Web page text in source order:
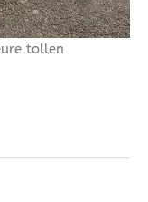
tollen